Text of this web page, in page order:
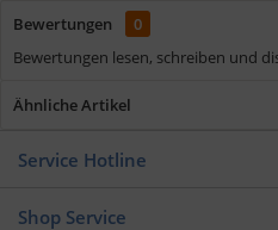
Bewertungen
0
Bewertungen lesen, schreiben und
Ähnliche Artikel
Service Hotline
Shop Service